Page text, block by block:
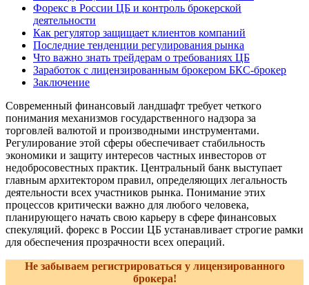
Форекс в России ЦБ и контроль брокерской
деятельности
Как регулятор защищает клиентов компаний
Последние тенденции регулирования рынка
Что важно знать трейдерам о требованиях ЦБ
Заработок с лицензированным брокером БКС-брокер
Заключение
Современный финансовый ландшафт требует четкого
понимания механизмов государственного надзора за
торговлей валютой и производными инструментами.
Регулирование этой сферы обеспечивает стабильность
экономики и защиту интересов частных инвесторов от
недобросовестных практик. Центральный банк выступает
главным архитектором правил, определяющих легальность
деятельности всех участников рынка. Понимание этих
процессов критически важно для любого человека,
планирующего начать свою карьеру в сфере финансовых
спекуляций. форекс в России ЦБ устанавливает строгие рамки
для обеспечения прозрачности всех операций.
Не забываем регистрироваться у лицензированного
брокера!